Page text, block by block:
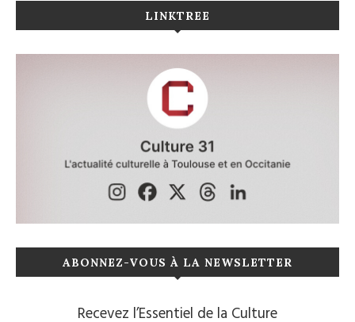
LINKTREE
ABONNEZ-VOUS À LA NEWSLETTER
Recevez l’Essentiel de la Culture